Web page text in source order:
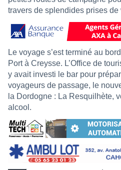
travers de splendides prises de
Le voyage s’est terminé au
Port à Creysse. L’Office de
y avait investi le bar pour
voyageurs de passage, le
la Dordogne : La Resquilhète,
alcool.